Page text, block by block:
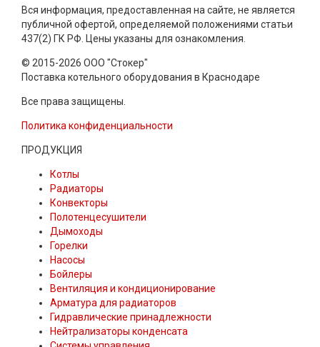
Вся информация, предоставленная на сайте, не является
публичной офертой, определяемой положениями статьи
437(2) ГК РФ. Цены указаны для ознакомления.
© 2015-2026 ООО "Стокер"
Поставка котельного оборудования в Краснодаре
Все права защищены.
Политика конфиденциальности
ПРОДУКЦИЯ
Котлы
Радиаторы
Конвекторы
Полотенцесушители
Дымоходы
Горелки
Насосы
Бойлеры
Вентиляция и кондиционирование
Арматура для радиаторов
Гидравлические принадлежности
Нейтрализаторы конденсата